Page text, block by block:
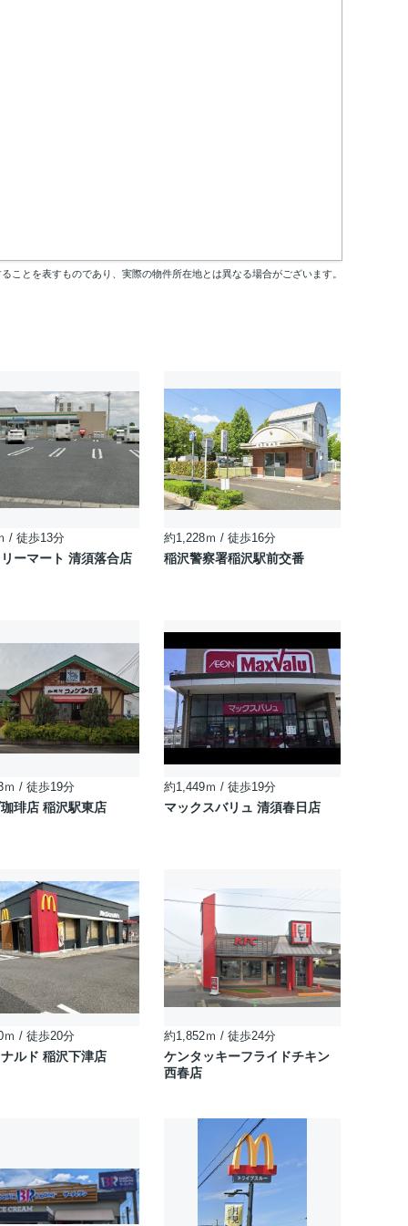
ことを表すものであり、実際の物件所在地とは異なる場合がございます。
/ 徒歩13分
ーマート 清須落合店
約1,228ｍ / 徒歩16分
稲沢警察署稲沢駅前交番
ｍ / 徒歩19分
琲店 稲沢駅東店
約1,449ｍ / 徒歩19分
マックスバリュ 清須春日店
ｍ / 徒歩20分
ルド 稲沢下津店
約1,852ｍ / 徒歩24分
ケンタッキーフライドチキン
西春店